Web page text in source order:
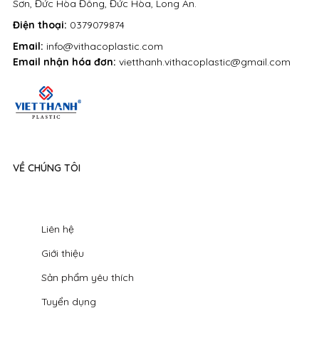
VỀ CHÚNG TÔI
Liên hệ
Giới thiệu
Sản phẩm yêu thích
Tuyển dụng
Điện thoại: 0379079874
Email: info@vithacoplastic.com
Email nhận hóa đơn: vietthanh.vithacoplastic@gmail.com
Sơn, Đức Hòa Đông, Đức Hòa, Long An.